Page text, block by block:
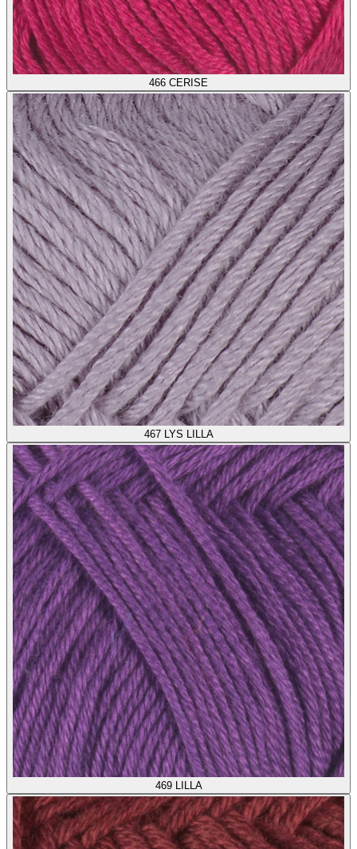
466 CERISE
467 LYS LILLA
469 LILLA